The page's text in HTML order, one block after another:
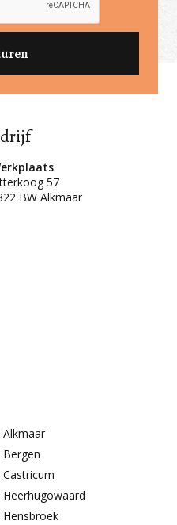
57
BW Alkmaar
Alkmaar
Bergen
Castricum
Heerhugowaard
Hensbroek